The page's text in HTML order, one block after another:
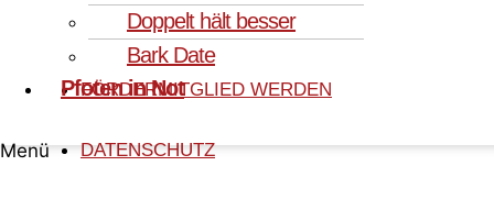
Doppelt hält besser
Bark Date
Pfoten in Not
Menü
PFOTENFREUNDE TEAM
FÖRDERMITGLIED WERDEN
DATENSCHUTZ